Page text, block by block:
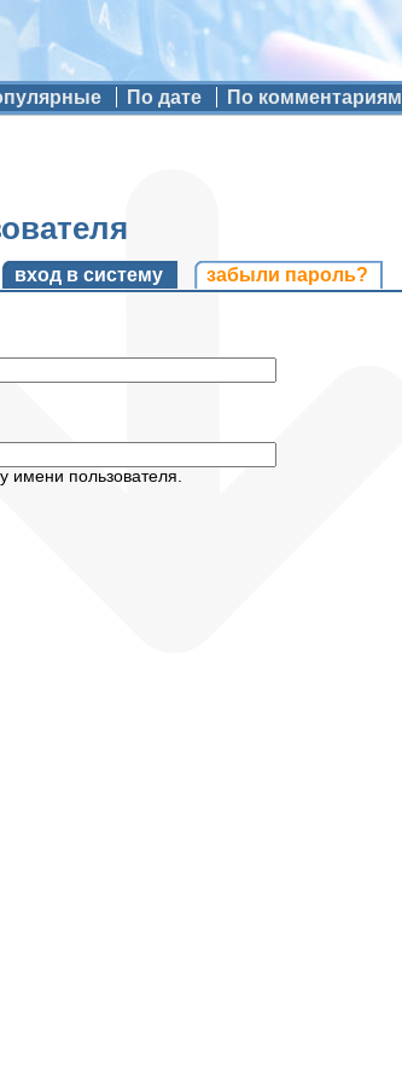
По дате По комментариям
вход в систему (активная вкладка)
забыли пароль?
имени пользователя.